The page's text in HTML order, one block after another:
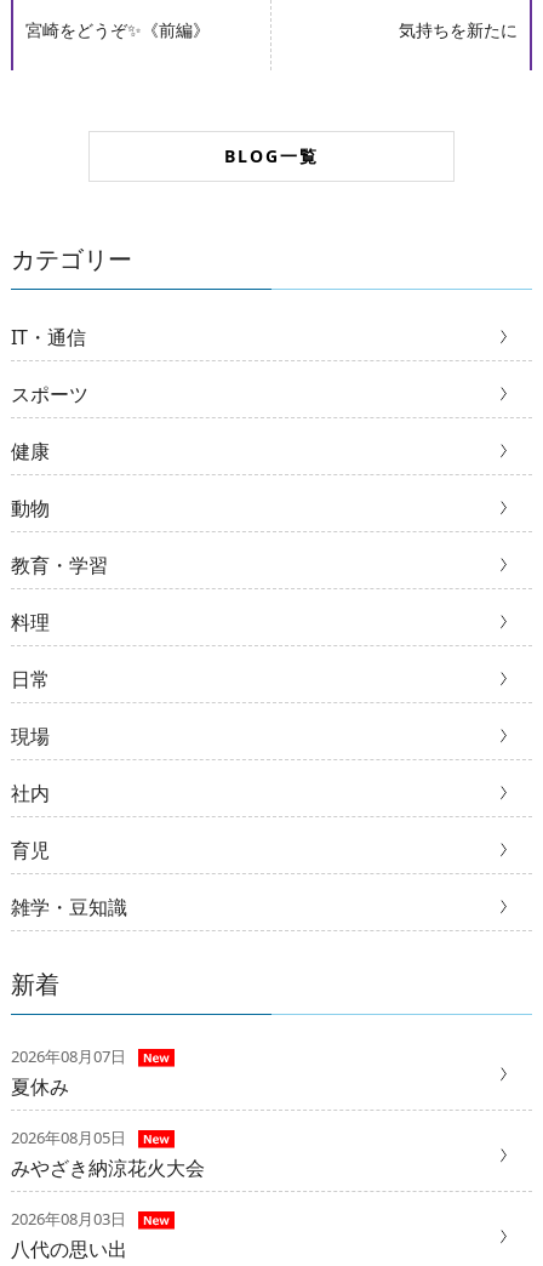
宮崎をどうぞ✨《前編》 気持ちを新たに
BLOG一覧
カテゴリー
IT・通信
スポーツ
健康
動物
教育・学習
料理
日常
現場
社内
育児
雑学・豆知識
新着
2026年08月07日
夏休み
2026年08月05日
みやざき納涼花火大会
2026年08月03日
八代の思い出